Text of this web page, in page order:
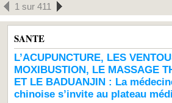
1 sur 411
SANTE
L’ACUPUNCTURE, LES
MOXIBUSTION, LE MASSAGE
ET LE BADUANJIN : La
chinoise s’invite au plateau